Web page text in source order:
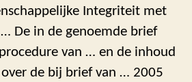
Integriteit met
De in de genoemde brief
van … en de inhoud
de bij brief van … 2005